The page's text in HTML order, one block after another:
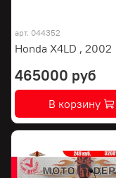
арт. 044352
Honda X4LD , 2002
465000 руб
В корзину